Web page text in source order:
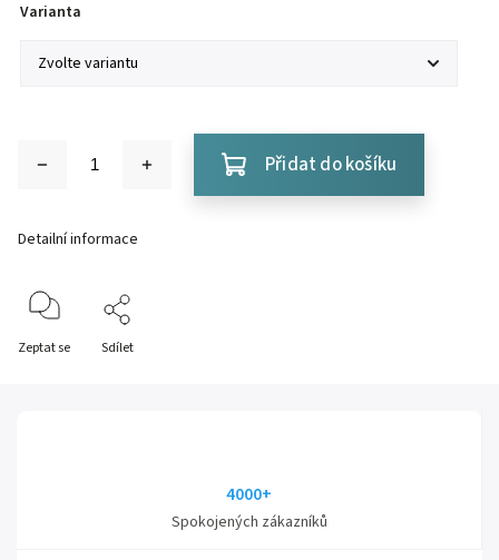
Varianta
Přidat do košíku
Detailní informace
Zeptat se Sdílet
4000+
Spokojených zákazníků